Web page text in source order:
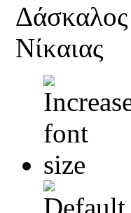
Νίκαιας